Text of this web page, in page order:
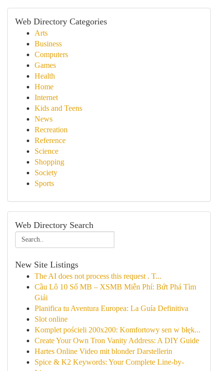
Web Directory Categories
Arts
Business
Computers
Games
Health
Home
Internet
Kids and Teens
News
Recreation
Reference
Science
Shopping
Society
Sports
Web Directory Search
New Site Listings
The AI does not process this request . T...
Cầu Lô 10 Số MB – XSMB Miễn Phí: Bứt Phá Tìm
Giải
Planifica tu Aventura Europea: La Guía Definitiva
Slot online
Komplet pościeli 200x200: Komfortowy sen w błęk...
Create Your Own Tron Vanity Address: A DIY Guide
Hartes Online Video mit blonder Darstellerin
Spice & K2 Keywords: Your Complete Line-by-